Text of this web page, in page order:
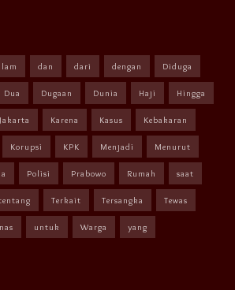
dan dari dengan Diduga
Dua Dugaan Dunia Haji Hingga
Jakarta Karena Kasus Kebakaran
Korupsi KPK Menjadi Menurut
Polisi Prabowo Rumah saat
Terkait Tersangka Tewas
untuk Warga yang